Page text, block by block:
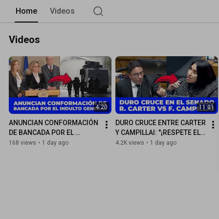
Home Videos
Videos
4:20
ANUNCIAN CONFORMACIÓN
DE BANCADA POR EL
INDULTO GENERAL
168 views • 1 day ago
11:01
DURO CRUCE ENTRE CARTER
Y CAMPILLAI: "¡RESPETE EL
REGLAMENTO Y DEJE DE
4.2K views • 1 day ago